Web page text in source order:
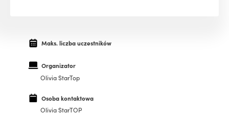
Maks. liczba uczestników
Organizator
Olivia StarTop
Osoba kontaktowa
Olivia StarTOP